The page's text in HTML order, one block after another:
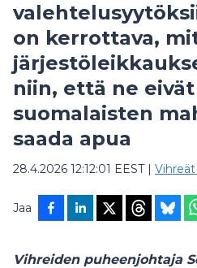
on kerrottava,
niin, että ne eivät
suomalaisten
saada apua
28.4.2026 12:12:01 EEST|
Jaa
Vihreiden puheenjohtaja